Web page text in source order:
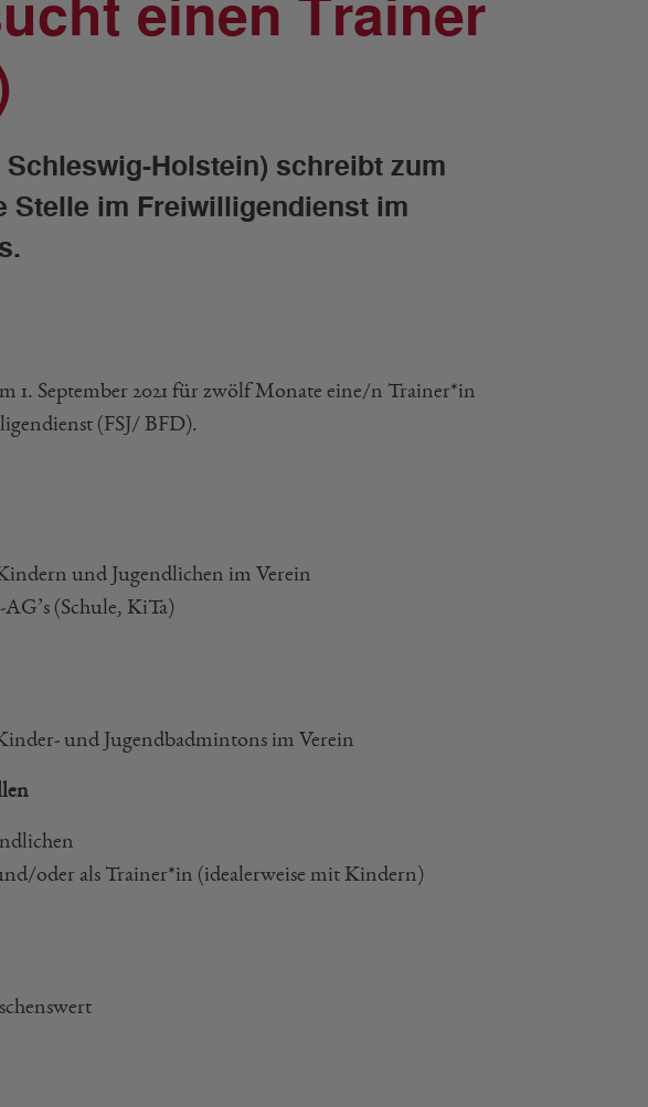
einen Trainer
Holstein) schreibt zum
Stelle im Freiwilligendienst im
1. September 2021 für zwölf Monate eine/n Trainer*in
(FSJ/ BFD).
und Jugendlichen im Verein
(Schule, KiTa)
und Jugendbadmintons im Verein
oder als Trainer*in (idealerweise mit Kindern)